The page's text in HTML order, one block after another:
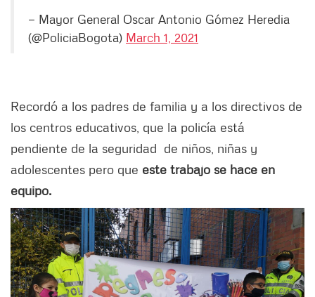
— Mayor General Oscar Antonio Gómez Heredia
(@PoliciaBogota) March 1, 2021
Recordó a los padres de familia y a los directivos de
los centros educativos, que la policía está
pendiente de la seguridad de niños, niñas y
adolescentes pero que este trabajo se hace en
equipo.